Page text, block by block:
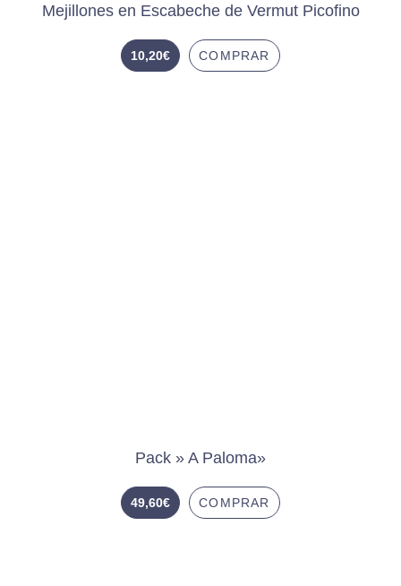
Mejillones en Escabeche de Vermut Picofino
10,20€ COMPRAR
Pack » A Paloma»
49,60€ COMPRAR